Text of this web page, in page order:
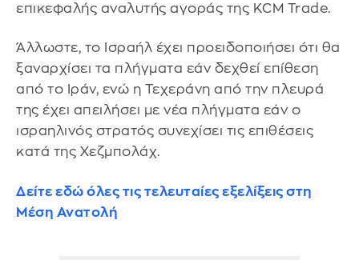
επικεφαλής αναλυτής αγοράς της KCM Trade.
Άλλωστε, το Ισραήλ έχει προειδοποιήσει ότι θα
ξαναρχίσει τα πλήγματα εάν δεχθεί επίθεση
από το Ιράν, ενώ η Τεχεράνη από την πλευρά
της έχει απειλήσει με νέα πλήγματα εάν ο
ισραηλινός στρατός συνεχίσει τις επιθέσεις
κατά της Χεζμπολάχ.
Δείτε εδώ όλες τις τελευταίες εξελίξεις στη
Μέση Ανατολή